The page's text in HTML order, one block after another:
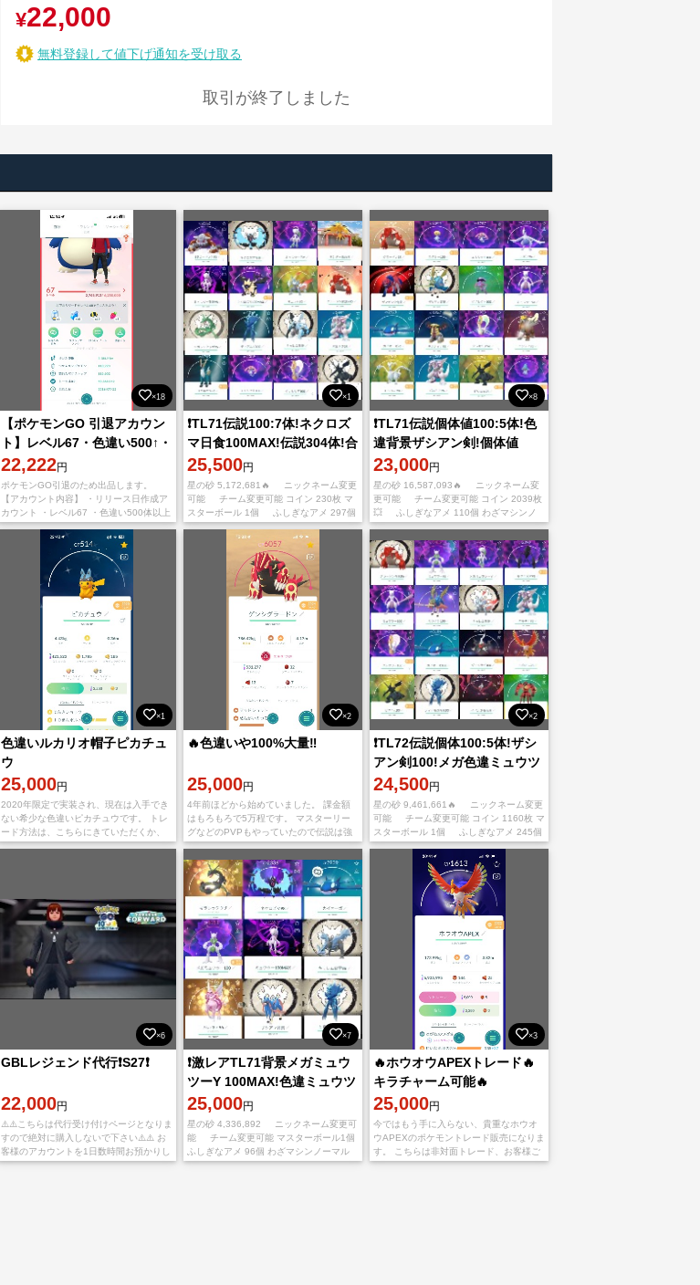
¥22,000
無料登録して値下げ通知を受け取る
取引が終了しました
×18
【ポケモンGO 引退アカウン
ト】レベル67・色違い500↑・
ほしのすな823万・伝説275↑
22,222円
ポケモンGO引退のため出品します。
【アカウント内容】 ・リリース日作成ア
カウント ・レベル67 ・色違い500体以上
・伝説275体以上 ・幻ポケモン23体 ・
100％個体85体
×1
❗️TL71伝説100:7体!ネクロズ
マ日食100MAX!伝説304体!合
体キュレム!色違い103体
25,500円
星の砂 5,172,681🔥 ニックネーム変更
可能 チーム変更可能 コイン 230枚 マ
スターボール 1個 ふしぎなアメ 297個
わざマシンノーマル 40 わざマシンス
×8
❗️TL71伝説個体値100:5体!色
違背景ザシアン剣!個体値
100:338体!伝説幻292体所持
23,000円
星の砂 16,587,093🔥 ニックネーム変
更可能 チーム変更可能 コイン 2039枚
💥 ふしぎなアメ 110個 わざマシンノ
ーマル 49 わざマシンスペシャル 49
×1
色違いルカリオ帽子ピカチュ
ウ
25,000円
2020年限定で実装され、現在は入手でき
ない希少な色違いピカチュウです。 トレ
ード方法は、こちらにきていただくか、
リモートです
×2
🔥色違いや100%大量‼️
25,000円
4年前ほどから始めていました。 課金額
はもろもろで5万程です。 マスターリー
グなどのPVPもやっていたので伝説は強
化、厳選ができておりそこそこの強さだ
と自負しています。 またスーパーリーグ
もまぁま
×2
❗️TL72伝説個体100:5体!ザシ
アン剣100!メガ色違ミュウツ
ーXY!コイン1160枚所持
24,500円
星の砂 9,461,661🔥 ニックネーム変更
可能 チーム変更可能 コイン 1160枚 マ
スターボール 1個 ふしぎなアメ 245個
🔥 わざマシンノーマル 103 わざマ
×6
GBLレジェンド代行❗️S27❗️
22,000円
⚠️⚠️こちらは代行受け付けページとなりま
すので絶対に購入しないで下さい⚠️⚠️ お
客様のアカウントを1日数時間お預かりし
て目標のレートまで上げさせて頂きま
×7
❗️激レアTL71背景メガミュウ
ツーY 100MAX!色違ミュウツ
ーX100!伝説幻176体所持
25,000円
星の砂 4,336,892 ニックネーム変更可
能 チーム変更可能 マスターボール1個
ふしぎなアメ 96個 わざマシンノーマル
99 わざマシンスペシャル 104 すごい
×3
🔥ホウオウAPEXトレード🔥
キラチャーム可能🔥
25,000円
今ではもう手に入らない、貴重なホウオ
ウAPEXのポケモントレード販売になりま
す。 こちらは非対面トレード、お客様ご
指定の場所の座標にて交換いたします ホ